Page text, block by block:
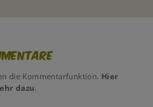
die Kommentarfunktion. Hier
dazu.